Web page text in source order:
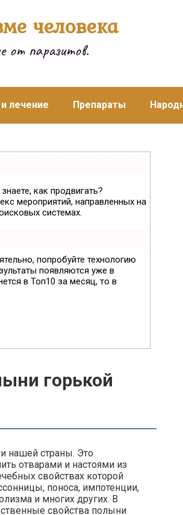
человека
от паразитов.
лечение Препараты
как продвигать?
мероприятий, направленных на
системах.
попробуйте технологию
появляются уже в
в Топ10 за месяц, то в
горькой
нашей страны. Это
отварами и настоями из
свойствах которой
поноса, импотенции,
и многих других. В
свойства полыни